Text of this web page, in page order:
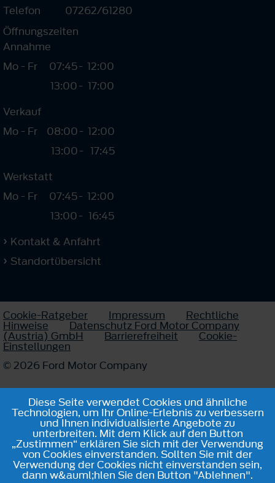
Telefon
07262/61280
Öffnungszeiten
Annahme
Mo - Fr
07:45
13:00
-
-
12:00
17:00
Verkauf
Mo - Fr
08:00
13:00
-
-
12:00
17:45
Werkstatt
Mo - Fr
07:45
13:00
-
-
12:00
16:45
Kontakt & Anfahrt
Standortübersicht
Cookie-Ratgeber Impressum Rechtliche
Hinweise Datenschutz Ford Motor Company
(Austria) GmbH Barrierefreiheit Cookie-
Einstellungen
© 2026 Ford Motor Company
Diese Seite verwendet Cookies und ähnliche
Technologien, um Ihr Online-Erlebnis zu verbessern
und Ihnen individualisierte Angebote zu
unterbreiten. Mit dem Klick auf den Button
„Zustimmen“ erklären Sie sich mit der Verwendung
von Cookies einverstanden. Sollten Sie mit der
Verwendung der Cookies nicht einverstanden sein,
dann w&auml;hlen Sie den Button "Ablehnen".